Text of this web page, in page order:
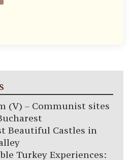
(V) – Communist sites
Beautiful Castles in
Turkey Experiences: